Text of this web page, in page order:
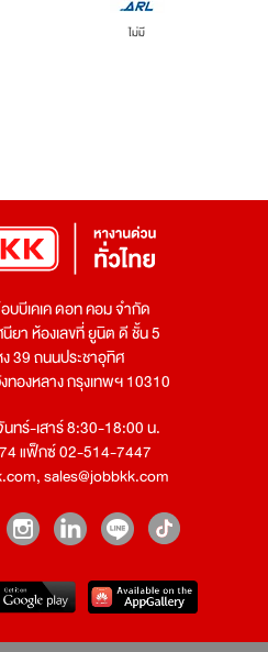
ไม่มี
บบีเคเค ดอท คอม จำกัด
ยา ห้องเลขที่ ยูนิต ดี ชั้น 5
39 ถนนประชาอุทิศ
ทองหลาง กรุงเทพฯ 10310
ทร์-เสาร์ 8:30-18:00 น.
แฟ็กซ์ 02-514-7447
,sales@jobbkk.com